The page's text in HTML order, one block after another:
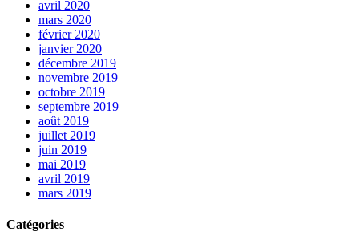
avril 2020
mars 2020
février 2020
janvier 2020
décembre 2019
novembre 2019
octobre 2019
septembre 2019
août 2019
juillet 2019
juin 2019
mai 2019
avril 2019
mars 2019
Catégories